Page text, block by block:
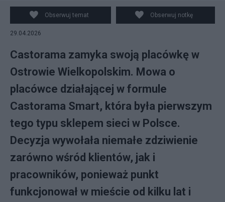
Obserwuj temat Obserwuj notkę
29.04.2026
Castorama zamyka swoją placówkę w
Ostrowie Wielkopolskim. Mowa o
placówce działającej w formule
Castorama Smart, która była pierwszym
tego typu sklepem sieci w Polsce.
Decyzja wywołała niemałe zdziwienie
zarówno wśród klientów, jak i
pracowników, ponieważ punkt
funkcjonował w mieście od kilku lat i